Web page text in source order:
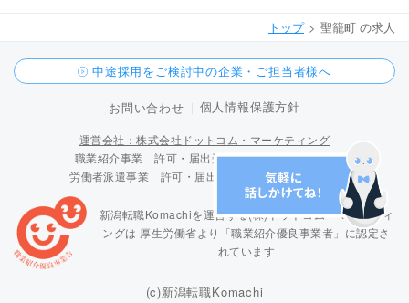
トップ 聖籠町 の求人
中途採用をご検討中の企業・ご担当者様へ
お問い合わせ 個人情報保護方針
運営会社：株式会社ドットコム・マーケティング
職業紹介事業 許可・届出受理番号 15-ユ-300096
労働者派遣事業 許可・届出受理番号 派 15-300424
新潟転職Komachiを運営する(株)ドットコム・マーケティ
ングは 厚生労働省より「職業紹介優良事業者」に認定さ
れています
(c)新潟転職Komachi